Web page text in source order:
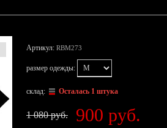
Артикул: RBM273
размер одежды:
склад: Осталась 1 штука
1 080 руб. 900 руб.